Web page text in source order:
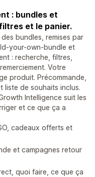
: bundles et
et le panier.
bundles, remises par
your-own-bundle et
: recherche, filtres,
Votre
produit. Précommande,
liste de souhaits inclus.
Intelligence suit les
et ce que ça a
cadeaux offerts et
et campagnes retour
quoi faire, ce que ça